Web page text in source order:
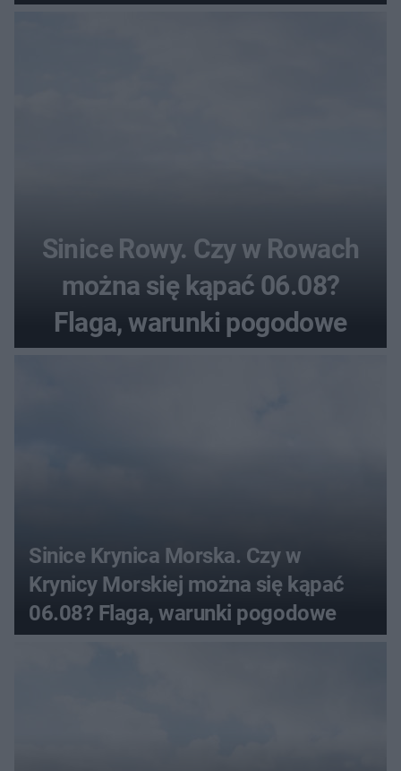
pogodowe
Sinice Rowy. Czy w Rowach
można się kąpać 06.08?
Flaga, warunki pogodowe
Sinice Krynica Morska. Czy w
Krynicy Morskiej można się kąpać
06.08? Flaga, warunki pogodowe